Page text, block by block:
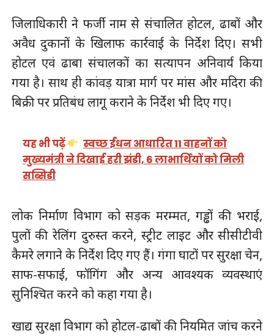
जिलाधिकारी ने फर्जी नाम से संचालित होटल, ढाबों और
अवैध दुकानों के खिलाफ कार्रवाई के निर्देश दिए। सभी
होटल एवं ढाबा संचालकों का सत्यापन अनिवार्य किया
गया है। साथ ही कांवड़ यात्रा मार्ग पर मांस और मदिरा की
बिक्री पर प्रतिबंध लागू कराने के निर्देश भी दिए गए।
यह भी पढ़ें
स्वच्छ ईंधन आधारित 11 वाहनों को
मुख्यमंत्री ने दिखाई हरी झंडी, 6 लाभार्थियों को मिली
सब्सिडी
लोक निर्माण विभाग को सड़क मरम्मत, गड्ढों की भराई,
पुलों की रेलिंग दुरुस्त करने, स्ट्रीट लाइट और सीसीटीवी
कैमरे लगाने के निर्देश दिए गए हैं। गंगा घाटों पर सुरक्षा चेन,
साफ-सफाई, फॉगिंग और अन्य आवश्यक व्यवस्थाएं
सुनिश्चित करने को कहा गया है।
खाद्य सुरक्षा विभाग को होटल-ढाबों की नियमित जांच करने